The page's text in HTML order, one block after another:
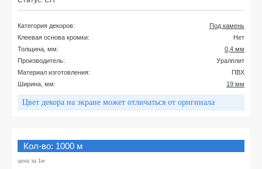
Категория декоров:
Под камень
Клеевая основа кромки:
Нет
Толщина, мм:
0,4 мм
Производитель:
Уралплит
Материал изготовления:
ПВХ
Ширина, мм:
19 мм
Цвет декора на экране может отличаться от оригинала
Кол-во: 1000 м
цена за 1м